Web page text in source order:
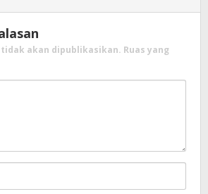
akan dipublikasikan. Ruas yang